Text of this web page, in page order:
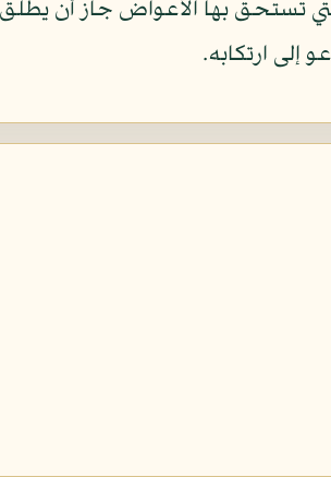
تستحق بها الأعواض جاز أن
إلى ارتكابه.